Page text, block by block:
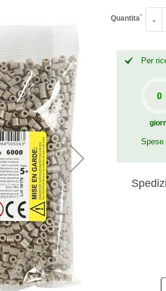
Quantita` -
Per
Spese